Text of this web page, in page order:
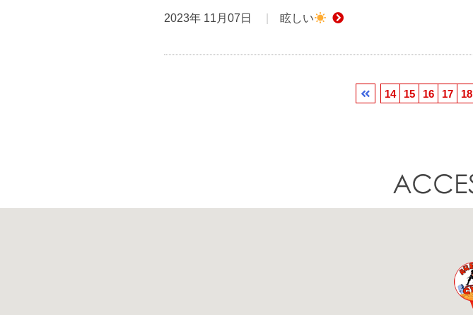
2023年 11月07日 眩しい
14 15 16 17 18